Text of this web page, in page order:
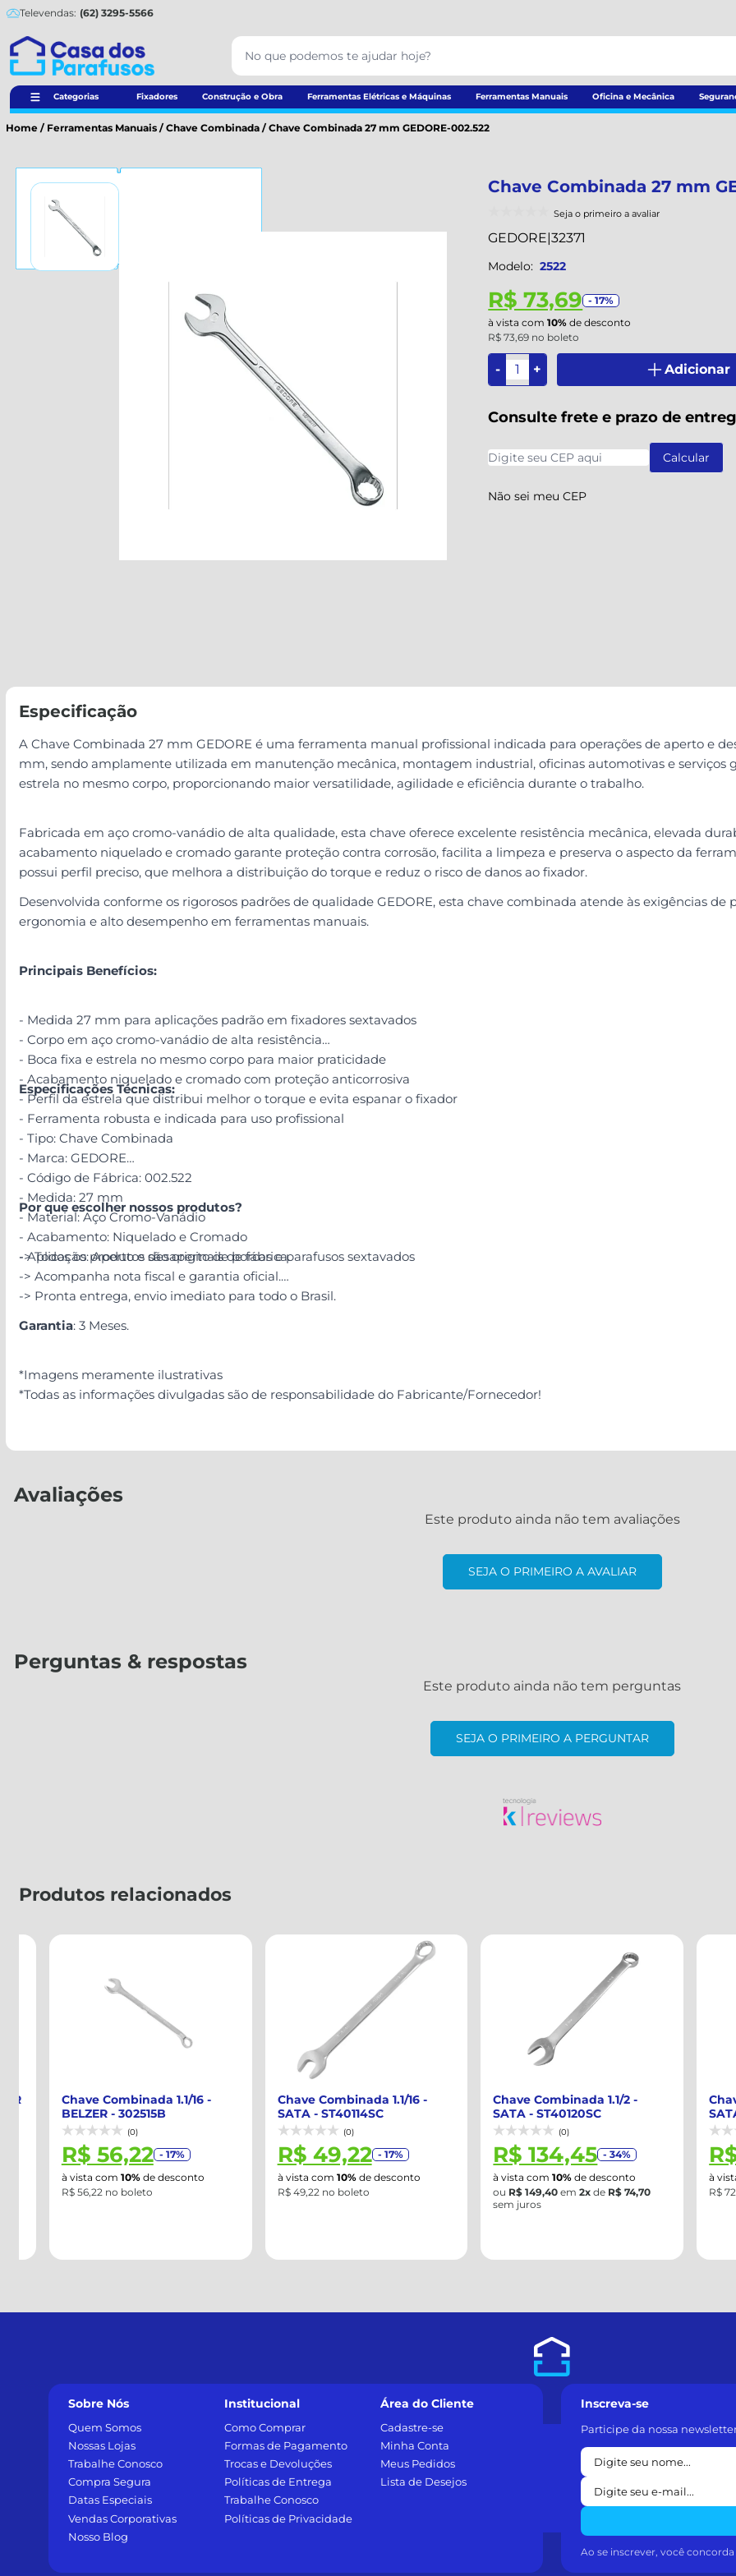
Televendas: (62) 3295-5566
Categorias Fixadores Construção e Obra Ferramentas Elétricas e Máquinas Ferramentas Manuais Oficina e Mecânica
Home / Ferramentas Manuais / Chave Combinada / Chave Combinada 27 mm GEDORE-002.522
Chave Combinada 27 mm
Seja o primeiro a avaliar
GEDORE|32371
Modelo: 2522
R$ 73,69 - 17%
à vista com10% de desconto
R$ 73,69 no boleto
- + Adicionar
Consulte frete e prazo de
Não sei meu CEP
Especificação
A Chave Combinada 27 mm GEDORE é uma ferramenta manual profissional indicada para operações de aperto e
mm, sendo amplamente utilizada em manutenção mecânica, montagem industrial, oficinas automotivas e serviços
estrela no mesmo corpo, proporcionando maior versatilidade, agilidade e eficiência durante o trabalho.
Fabricada em aço cromo-vanádio de alta qualidade, esta chave oferece excelente resistência mecânica, elevada
acabamento niquelado e cromado garante proteção contra corrosão, facilita a limpeza e preserva o aspecto da
possui perfil preciso, que melhora a distribuição do torque e reduz o risco de danos ao fixador.
Desenvolvida conforme os rigorosos padrões de qualidade GEDORE, esta chave combinada atende às exigências
ergonomia e alto desempenho em ferramentas manuais.
Principais Benefícios:
- Medida 27 mm para aplicações padrão em fixadores sextavados
- Corpo em aço cromo-vanádio de alta resistência
- Boca fixa e estrela no mesmo corpo para maior praticidade
- Acabamento niquelado e cromado com proteção anticorrosiva
- Perfil da estrela que distribui melhor o torque e evita espanar o fixador
- Ferramenta robusta e indicada para uso profissional
Especificações Técnicas:
- Tipo: Chave Combinada
- Marca: GEDORE
- Código de Fábrica: 002.522
- Medida: 27 mm
- Material: Aço Cromo-Vanádio
- Acabamento: Niquelado e Cromado
- Aplicação: Aperto e desaperto de porcas e parafusos sextavados
Por que escolher nossos produtos?
-> Todos os produtos são originais de fábrica.
-> Acompanha nota fiscal e garantia oficial.
-> Pronta entrega, envio imediato para todo o Brasil.
Garantia: 3 Meses.
*Imagens meramente ilustrativas
*Todas as informações divulgadas são de responsabilidade do Fabricante/Fornecedor!
Avaliações
Este produto ainda não tem avaliações
SEJA O PRIMEIRO A AVALIAR
Perguntas & respostas
Este produto ainda não tem perguntas
SEJA O PRIMEIRO A PERGUNTAR
Produtos relacionados
Chave Combinada 1.1/16 -
BELZER - 302515B
(0)
R$ 56,22 - 17%
à vista com10%de desconto
R$ 56,22 no boleto
Chave Combinada 1.1/16 -
SATA - ST40114SC
(0)
R$ 49,22 - 17%
à vista com10%de desconto
R$ 49,22 no boleto
Chave Combinada 1.1/2 -
SATA - ST40120SC
(0)
R$ 134,45 - 34%
à vista com10%de desconto
R$ 149,40em2xde R$ 74,70
sem juros
Chave
SATA -
R$
à vista
R$ 72,61
Sobre Nós
Quem Somos
Nossas Lojas
Trabalhe Conosco
Compra Segura
Datas Especiais
Vendas Corporativas
Nosso Blog
Institucional
Como Comprar
Formas de Pagamento
Trocas e Devoluções
Políticas de Entrega
Trabalhe Conosco
Políticas de Privacidade
Área do Cliente
Cadastre-se
Minha Conta
Meus Pedidos
Lista de Desejos
Inscreva-se
Participe da nossa
Ao se inscrever, você